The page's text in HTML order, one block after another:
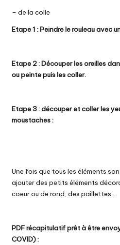
– de la colle
Etape 1 : Peindre le rouleau avec
Etape 2 : Découper les oreilles
ou peinte puis les coller.
Etape 3 : découper et coller les
moustaches :
Une fois que tous les éléments
ajouter des petits éléments
coeur ou de rond, des paillettes …
PDF récapitulatif prêt à être
COVID) :